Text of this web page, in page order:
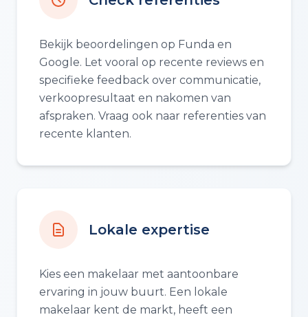
Bekijk beoordelingen op Funda en
Google. Let vooral op recente reviews en
specifieke feedback over communicatie,
verkoopresultaat en nakomen van
afspraken. Vraag ook naar referenties van
recente klanten.
Lokale expertise
Kies een makelaar met aantoonbare
ervaring in jouw buurt. Een lokale
makelaar kent de markt, heeft een